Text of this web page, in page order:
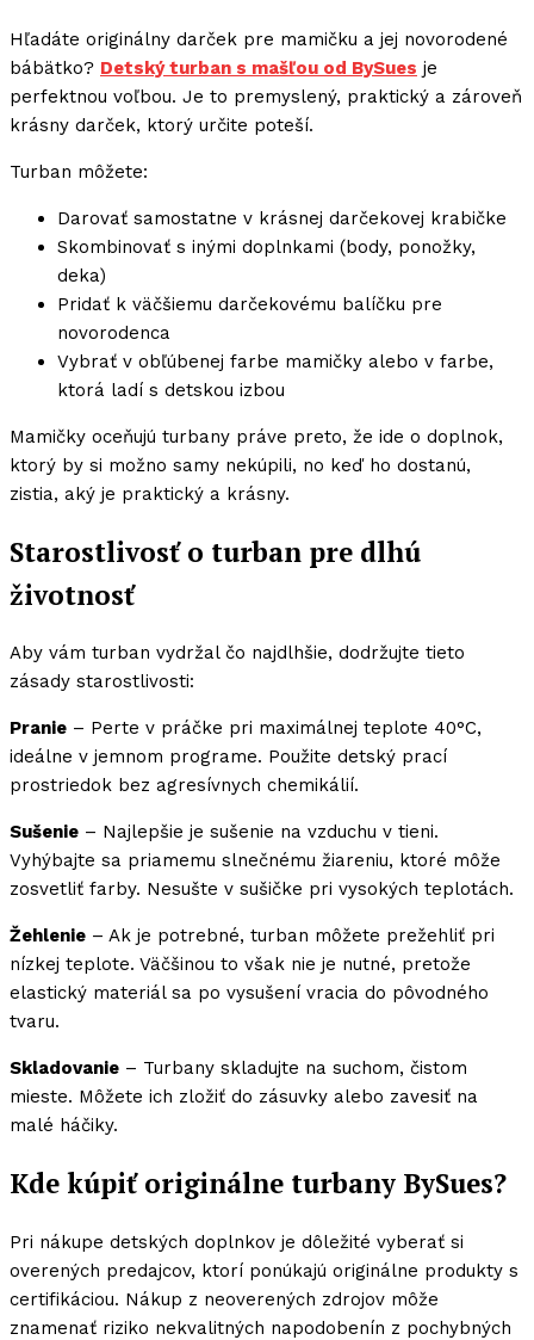
Hľadáte originálny darček pre mamičku a jej novorodené
bábätko? Detský turban s mašľou od BySues je
perfektnou voľbou. Je to premyslený, praktický a zároveň
krásny darček, ktorý určite poteší.
Turban môžete:
Darovať samostatne v krásnej darčekovej krabičke
Skombinovať s inými doplnkami (body, ponožky,
deka)
Pridať k väčšiemu darčekovému balíčku pre
novorodenca
Vybrať v obľúbenej farbe mamičky alebo v farbe,
ktorá ladí s detskou izbou
Mamičky oceňujú turbany práve preto, že ide o doplnok,
ktorý by si možno samy nekúpili, no keď ho dostanú,
zistia, aký je praktický a krásny.
Starostlivosť o turban pre dlhú
životnosť
Aby vám turban vydržal čo najdlhšie, dodržujte tieto
zásady starostlivosti:
Pranie – Perte v práčke pri maximálnej teplote 40°C,
ideálne v jemnom programe. Použite detský prací
prostriedok bez agresívnych chemikálií.
Sušenie – Najlepšie je sušenie na vzduchu v tieni.
Vyhýbajte sa priamemu slnečnému žiareniu, ktoré môže
zosvetliť farby. Nesušte v sušičke pri vysokých teplotách.
Žehlenie – Ak je potrebné, turban môžete prežehliť pri
nízkej teplote. Väčšinou to však nie je nutné, pretože
elastický materiál sa po vysušení vracia do pôvodného
tvaru.
Skladovanie – Turbany skladujte na suchom, čistom
mieste. Môžete ich zložiť do zásuvky alebo zavesiť na
malé háčiky.
Kde kúpiť originálne turbany BySues?
Pri nákupe detských doplnkov je dôležité vyberať si
overených predajcov, ktorí ponúkajú originálne produkty s
certifikáciou. Nákup z neoverených zdrojov môže
znamenať riziko nekvalitných napodobenín z pochybných